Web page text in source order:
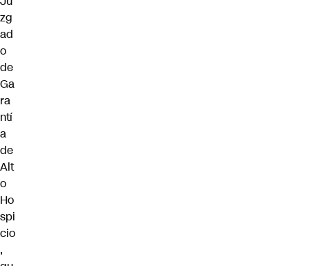
zg
ad
o
de
Ga
ra
ntí
a
de
Alt
o
Ho
spi
cio
,